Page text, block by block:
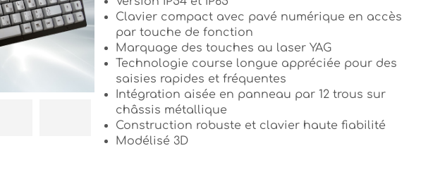
Clavier compact avec pavé numérique en accès
par touche de fonction
Marquage des touches au laser YAG
Technologie course longue appréciée pour des
saisies rapides et fréquentes
Intégration aisée en panneau par 12 trous sur
châssis métallique
Construction robuste et clavier haute fiabilité
Modélisé 3D